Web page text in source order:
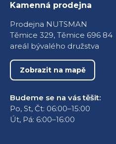
Kamenná prodejna
Prodejna NUTSMAN
Těmice 329, Těmice 696 84
areál bývalého družstva
Zobrazit na mapě
Budeme se na vás těšit:
Po, St, Čt: 06:00–15:00
Út, Pá: 6:00–16:00